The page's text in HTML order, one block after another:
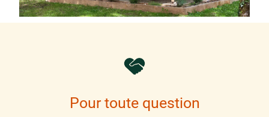
Pour toute question